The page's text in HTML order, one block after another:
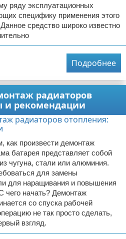
ряду эксплуатационных
специфику применения этого
средство широко известно
Подробнее
радиаторов
и рекомендации
как произвести демонтаж
батарея представляет собой
чугуна, стали или алюминия.
для замены
для наращивания и повышения
чего начать? Демонтаж
со спуска рабочей
не так просто сделать,
взгляд.